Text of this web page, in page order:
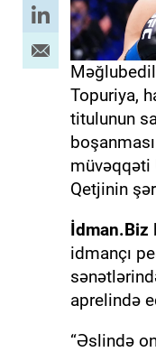
Topuriya,
titulunun
müvəqqəti
Qetjinin
İdman.Biz
idmançı
aprelində
“Əslində